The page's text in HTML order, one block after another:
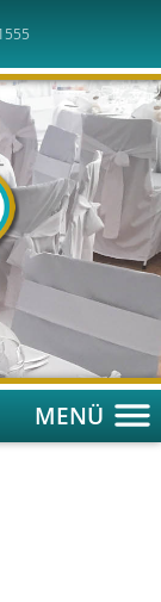
MENÜ